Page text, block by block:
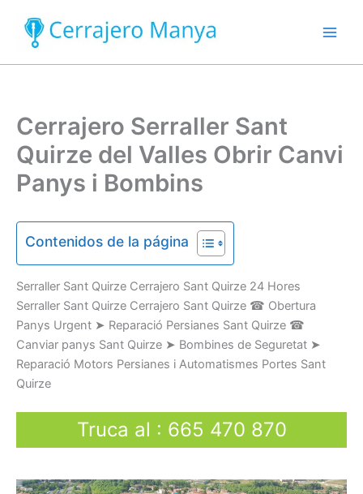
contenido
Cerrajero Serraller Sant
Quirze del Valles Obrir Canvi
Panys i Bombins
Contenidos de la página
Serraller Sant Quirze Cerrajero Sant Quirze 24 Hores
Serraller Sant Quirze Cerrajero Sant Quirze ☎ Obertura
Panys Urgent ➤ Reparació Persianes Sant Quirze ☎
Canviar panys Sant Quirze ➤ Bombines de Seguretat ➤
Reparació Motors Persianes i Automatismes Portes Sant
Quirze
Truca al : 665 470 870